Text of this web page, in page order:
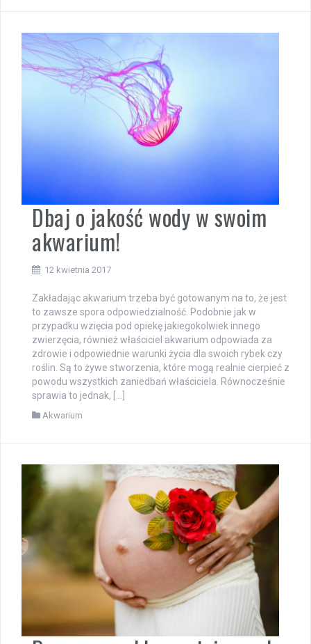
Dbaj o jakość wody w swoim
akwarium!
12 kwietnia 2017
Zakładając akwarium trzeba być gotowanym na to, że jest
to zawsze spora odpowiedzialność. Podobnie jak w
przypadku wzięcia pod opiekę jakiegokolwiek innego
zwierzęcia, również właściciel akwarium odpowiada za
zdrowie i odpowiednie warunki życia dla swoich rybek czy
roślin. Są to żywe stworzenia, które mogą realnie cierpieć z
powodu wszystkich zaniedbań właściciela. Równocześnie
sprawia to jednak, […]
Akwarium